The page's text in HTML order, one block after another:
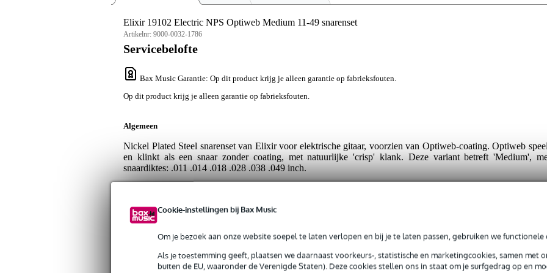
Cookie-instellingen bij Bax Music
Om je bezoek aan onze website soepel te laten verlopen en bij je te laten passen, gebruiken we functionele
Als je toestemming geeft, plaatsen we daarnaast voorkeurs-, statistische en marketingcookies, samen met
buiten de EU, waaronder de Verenigde Staten). Deze cookies stellen ons in staat om je surfgedrag op en
Elixir 19102 Electric NPS Optiweb Medium 11-49 snarenset
Artikelnr: 9000-0032-1786
Servicebelofte
Bax Music Garantie: Op dit product krijg je alleen garantie op fabrieksfouten.
Op dit product krijg je alleen garantie op fabrieksfouten.
Algemeen
Nickel Plated Steel snarenset van Elixir voor elektrische gitaar, voorzien van Optiweb-coating. Optiweb
en klinkt als een snaar zonder coating, met natuurlijke 'crisp' klank. Deze variant betreft 'Medium',
snaardiktes: .011 .014 .018 .028 .038 .049 inch.
Productkenmerken
Duurzaamheid product
niet gespecificeerd
Snaardikte set
.011 - .049